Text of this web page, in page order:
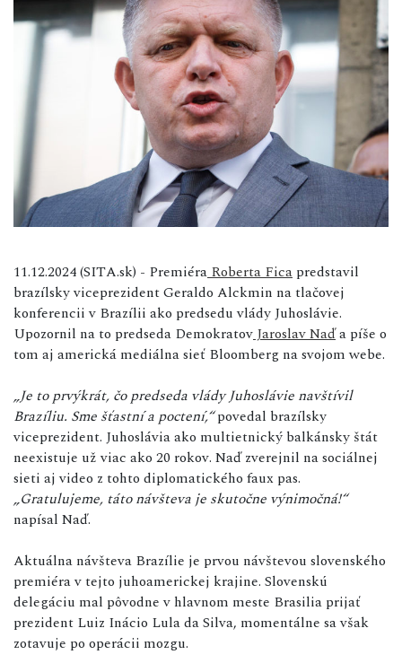
11.12.2024 (SITA.sk) - Premiéra Roberta Fica predstavil
brazílsky viceprezident Geraldo Alckmin na tlačovej
konferencii v Brazílii ako predsedu vlády Juhoslávie.
Upozornil na to predseda Demokratov Jaroslav Naďa píše o
tom aj americká mediálna sieť Bloomberg na svojom webe.
„Je to prvýkrát, čo predseda vlády Juhoslávie navštívil
Brazíliu. Sme šťastní a poctení,“povedal brazílsky
viceprezident. Juhoslávia ako multietnický balkánsky štát
neexistuje už viac ako 20 rokov. Naď zverejnil na sociálnej
sieti aj video z tohto diplomatického faux pas.
„Gratulujeme, táto návšteva je skutočne výnimočná!“
napísal Naď.
Aktuálna návšteva Brazílie je prvou návštevou slovenského
premiéra v tejto juhoamerickej krajine. Slovenskú
delegáciu mal pôvodne v hlavnom meste Brasilia prijať
prezident Luiz Inácio Lula da Silva, momentálne sa však
zotavuje po operácii mozgu.